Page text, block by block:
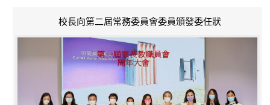
校長向第二屆常務委員會委員頒發委任狀